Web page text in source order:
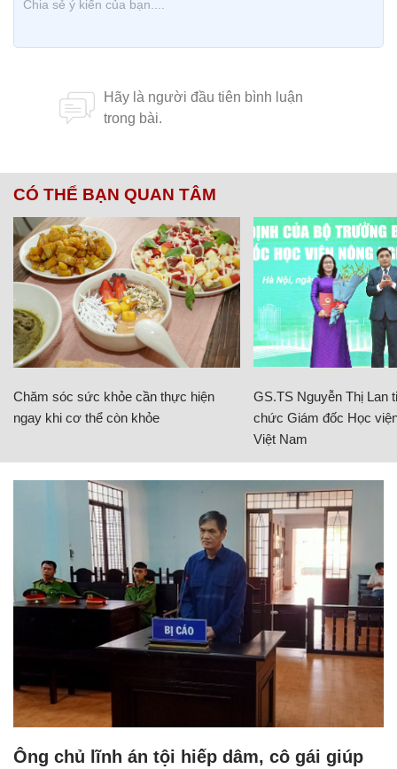
CÓ THỂ BẠN QUAN TÂM
Chăm sóc sức khỏe cần thực hiện
ngay khi cơ thể còn khỏe
GS.TS Nguyễn Thị Lan
chức Giám đốc Học
Việt Nam
Ông chủ lĩnh án tội hiếp dâm, cô gái giúp